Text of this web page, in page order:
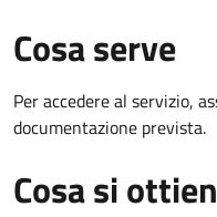
Cosa serve
Per accedere al servizio,
documentazione prevista.
Cosa si